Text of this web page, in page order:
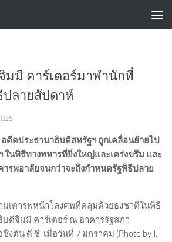
มมี คาร์เตอร์มาพำนักที่
ปลายสัปดาห์
อดีตประธานาธิบดีสหรัฐฯ ถูกเคลื่อนย้ายไป
ในพิธีทางทหารที่ยิ่งใหญ่และเคร่งขรึม และ
ารพอาลัยจนกว่าจะถึงกำหนดรัฐพิธีปลาย
มเคารพหน้าโลงศพที่คลุมด้วยธงชาติในพิธี
ดีจิมมี คาร์เตอร์ ณ อาคารรัฐสภา
งตัน ดี.ซี. เมื่อวันที่ 7 มกราคม (Photo by J.